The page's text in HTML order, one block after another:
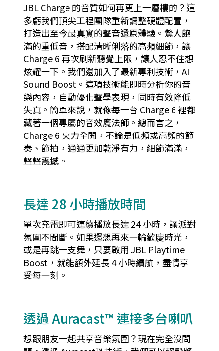
JBL Charge 的音質如何再更上一層樓的？這
多虧我們頂尖工程團隊重新調整硬體配置，
打造出至今最真實的聲音還原體驗。驚人飽
滿的重低音，搭配清晰俐落的高頻細節，讓
Charge 6 再次刷新聽覺上限，讓人忍不住想
炫耀一下。我們還加入了最新專利技術，AI
Sound Boost。這項技術能即時分析你的音
樂內容，自動優化聲學表現，同時有效降低
失真。簡單來說，就像每一台 Charge 6 裡都
藏著一個專屬的音效魔法師。總而言之，
Charge 6 火力全開，不論是低頻或高頻的節
奏、節拍，通通更加乾淨有力，細節滿滿，
聲聲震撼。
長達 28 小時播放時間
單次充電即可連續播放長達 24 小時，讓派對
氛圍不間斷。如果還想再來一輪歡慶時光，
或是再跳一支舞，只要啟用 JBL Playtime
Boost，就能額外延長 4 小時續航，盡情享
受每一刻。
透過 Auracast™ 連接多台喇叭
想跟朋友一起共享音樂氛圍？現在完全沒問